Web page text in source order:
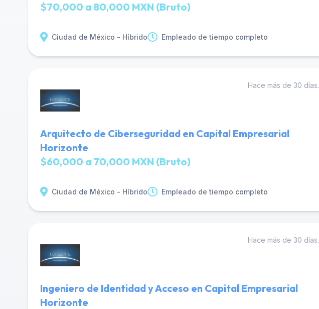
$70,000 a 80,000 MXN (Bruto)
Ciudad de México - Híbrido Empleado de tiempo completo
Hace más de 30 días.
Arquitecto de Ciberseguridad en Capital Empresarial
Horizonte
$60,000 a 70,000 MXN (Bruto)
Ciudad de México - Híbrido Empleado de tiempo completo
Hace más de 30 días.
Ingeniero de Identidad y Acceso en Capital Empresarial
Horizonte